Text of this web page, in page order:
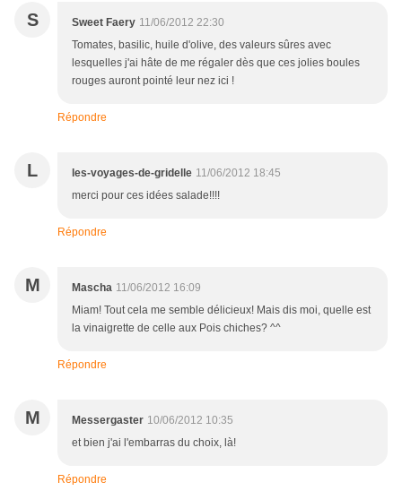
S Sweet Faery 11/06/2012 22:30
Tomates, basilic, huile d'olive, des valeurs sûres avec
lesquelles j'ai hâte de me régaler dès que ces jolies boules
rouges auront pointé leur nez ici !
Répondre
L les-voyages-de-gridelle 11/06/2012 18:45
merci pour ces idées salade!!!!
Répondre
M Mascha 11/06/2012 16:09
Miam! Tout cela me semble délicieux! Mais dis moi, quelle est
la vinaigrette de celle aux Pois chiches? ^^
Répondre
M Messergaster 10/06/2012 10:35
et bien j'ai l'embarras du choix, là!
Répondre